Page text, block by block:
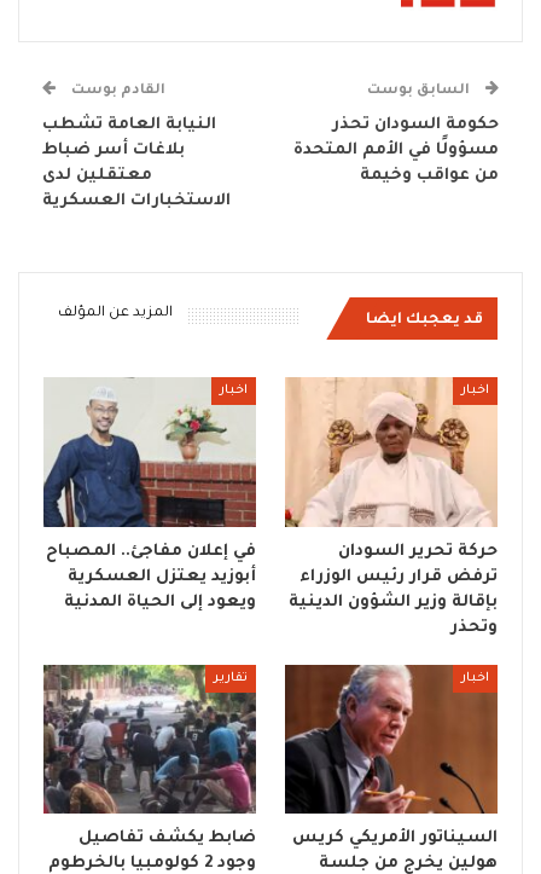
السابق بوست
حكومة السودان تحذر
مسؤولًا في الأمم المتحدة
من عواقب وخيمة
القادم بوست
النيابة العامة تشطب
بلاغات أسر ضباط
معتقلين لدى
الاستخبارات العسكرية
قد يعجبك ايضا المزيد عن المؤلف
اخبار
حركة تحرير السودان
ترفض قرار رئيس الوزراء
بإقالة وزير الشؤون الدينية
وتحذر
اخبار
في إعلان مفاجئ.. المصباح
أبوزيد يعتزل العسكرية
ويعود إلى الحياة المدنية
اخبار
السيناتور الأمريكي كريس
هولين يخرج من جلسة
تقارير
ضابط يكشف تفاصيل
وجود 2 كولومبيا بالخرطوم